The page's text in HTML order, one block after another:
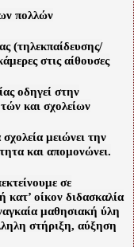
πολλών
(τηλεκπαίδευσης/
στις αίθουσες
οδηγεί στην
και σχολείων
μειώνει την
και απομονώνει.
σε
οίκον διδασκαλία
μαθησιακή ύλη
στήριξη, αύξηση